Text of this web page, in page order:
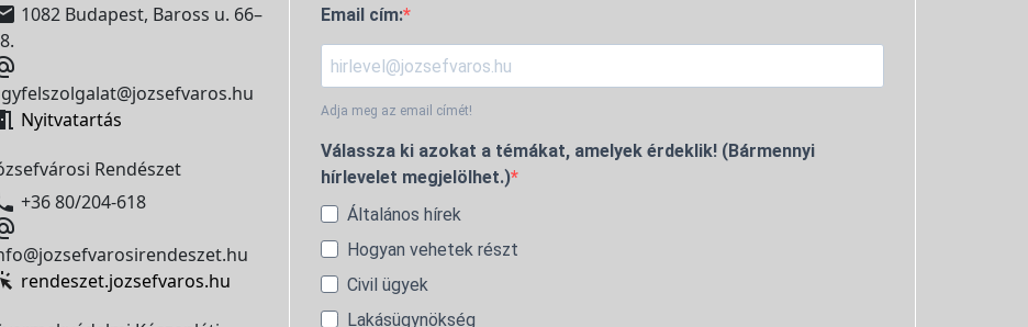
1082 Budapest, Baross u. 66–
 Nyitvatartás
Rendészet
+36 80/204-618
rendeszet.jozsefvaros.hu
Email cím:
Adja meg az email címét!
Válassza ki azokat a témákat, amelyek érdeklik! (Bármennyi
hírlevelet megjelölhet.)
Általános hírek
Hogyan vehetek részt
Civil ügyek
Lakásügynökség